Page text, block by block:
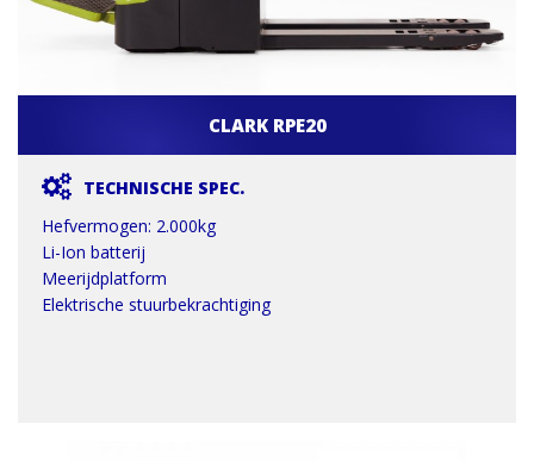
CLARK RPE20
TECHNISCHE SPEC.
Hefvermogen: 2.000kg
Li-Ion batterij
Meerijdplatform
Elektrische stuurbekrachtiging